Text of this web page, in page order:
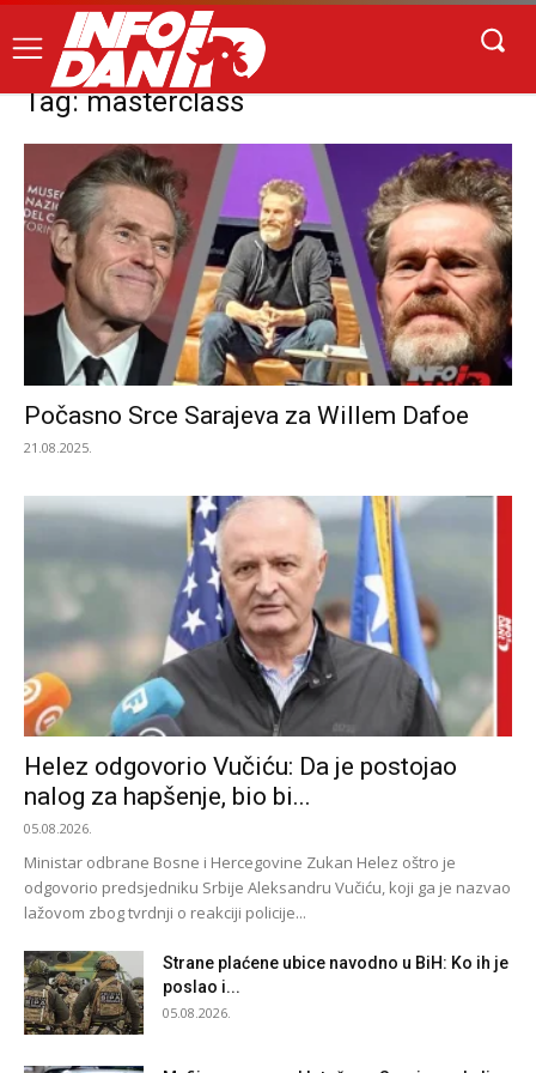
Tag: masterclass
Počasno Srce Sarajeva za Willem Dafoe
21.08.2025.
Helez odgovorio Vučiću: Da je postojao
nalog za hapšenje, bio bi...
05.08.2026.
Ministar odbrane Bosne i Hercegovine Zukan Helez oštro je
odgovorio predsjedniku Srbije Aleksandru Vučiću, koji ga je nazvao
lažovom zbog tvrdnji o reakciji policije...
Strane plaćene ubice navodno u BiH: Ko ih je
poslao i...
05.08.2026.